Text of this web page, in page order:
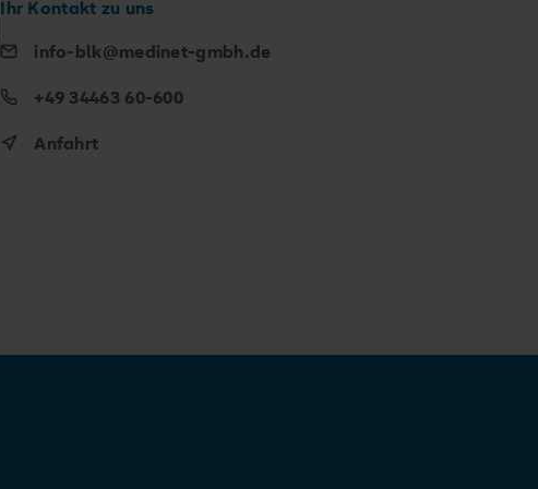
Ihr Kontakt zu uns
info-blk@medinet-gmbh.de
+49 34463 60-600
Anfahrt